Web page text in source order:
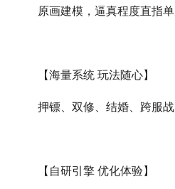
原画建模，逼真程度直指
【海量系统 玩法随心】
押镖、双修、结婚、跨服
【自研引擎 优化体验】